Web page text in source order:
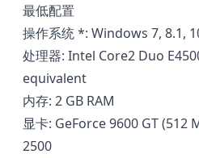
最低配置
操作系统 *: Windows 7, 8.1,
处理器: Intel Core2 Duo
equivalent
内存: 2 GB RAM
显卡: GeForce 9600 GT (512
2500